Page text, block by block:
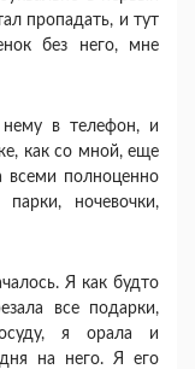
пропадать, и тут
без него, мне
в телефон, и
как со мной, еще
всеми полноценно
ночевочки,
Я как будто
все подарки,
я орала и
на него. Я его